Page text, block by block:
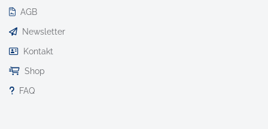
AGB
Newsletter
Kontakt
Shop
FAQ